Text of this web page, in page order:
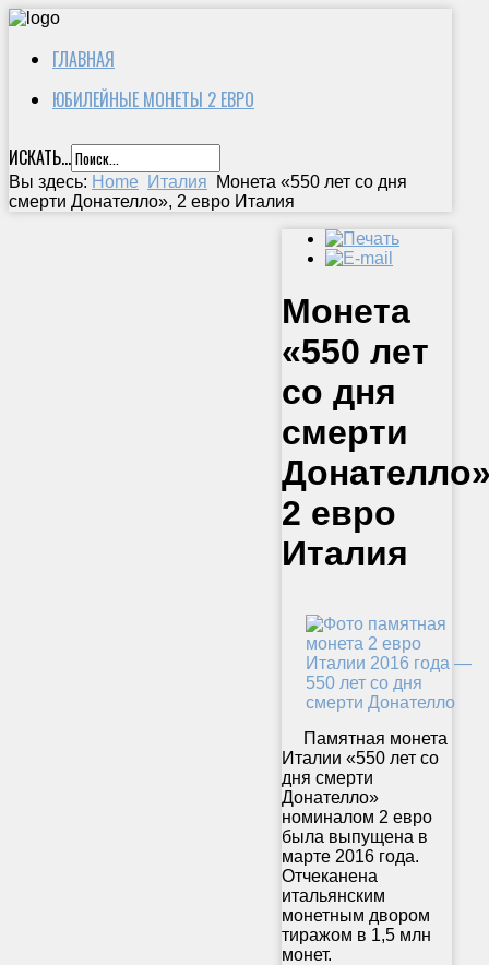
ГЛАВНАЯ
ЮБИЛЕЙНЫЕ МОНЕТЫ 2 ЕВРО
ИСКАТЬ...
Вы здесь: Home Италия
Монета «550 лет со дня
смерти Донателло», 2 евро Италия
Монета
«550 лет
со дня
смерти
2 евро
Италия
Памятная монета
Италии «550 лет со
дня смерти
Донателло»
номиналом 2 евро
была выпущена в
марте 2016 года.
Отчеканена
итальянским
монетным двором
тиражом в 1,5 млн
монет.